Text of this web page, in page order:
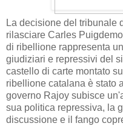
La decisione del tribunale
rilasciare Carles
di ribellione rappresenta
giudiziari e repressivi del
castello di carte montato
ribellione catalana è stato
governo Rajoy subisce
sua politica repressiva, la
discussione e il fango